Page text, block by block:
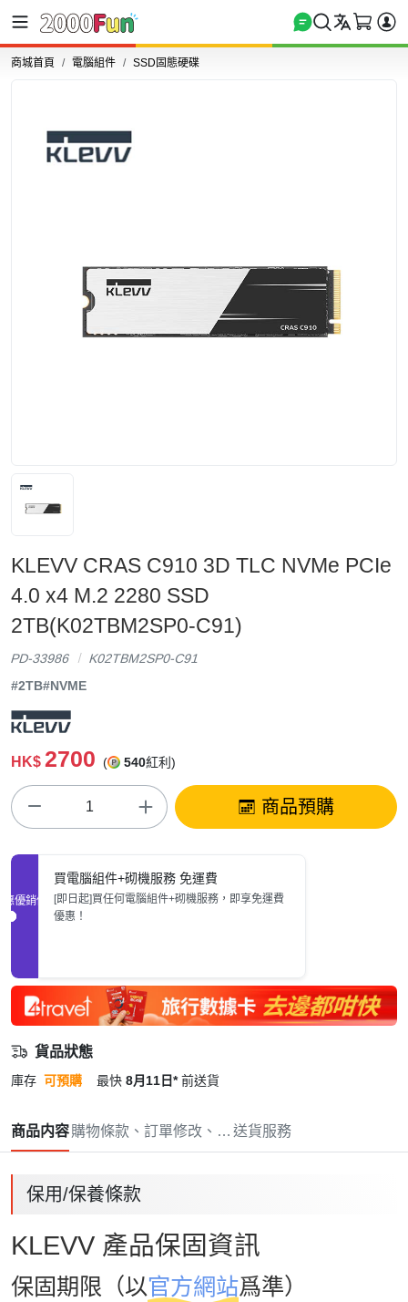
商城首頁 電腦組件 SSD固態硬碟
KLEVV CRAS C910 3D TLC NVMe PCIe
4.0 x4 M.2 2280 SSD
2TB(K02TBM2SP0-C91)
PD-33986
K02TBM2SP0-C91
#2TB#NVME
HK$ 2700 ( 540紅利)
商品預購
促銷優惠
買電腦組件+砌機服務 免運費
[即日起]買任何電腦組件+砌機服務，即享免運費
優惠！
貨品狀態
庫存 可預購 最快 8月11日* 前送貨
商品内容購物條款、訂單修改、取消與退款政策
送貨服務
保用/保養條款
KLEVV 產品保固資訊
保固期限（以官方網站爲準）